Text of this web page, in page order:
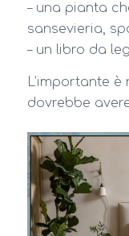
– una pianta
sansevieria,
– un libro da
L’importante
dovrebbe